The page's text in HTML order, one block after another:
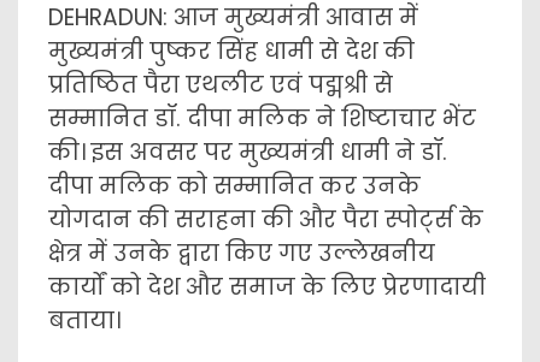
DEHRADUN: आज मुख्यमंत्री आवास में
मुख्यमंत्री पुष्कर सिंह धामी से देश की
प्रतिष्ठित पैरा एथलीट एवं पद्मश्री से
सम्मानित डॉ. दीपा मलिक ने शिष्टाचार भेंट
की। इस अवसर पर मुख्यमंत्री धामी ने डॉ.
दीपा मलिक को सम्मानित कर उनके
योगदान की सराहना की और पैरा स्पोर्ट्स के
क्षेत्र में उनके द्वारा किए गए उल्लेखनीय
कार्यों को देश और समाज के लिए प्रेरणादायी
बताया।